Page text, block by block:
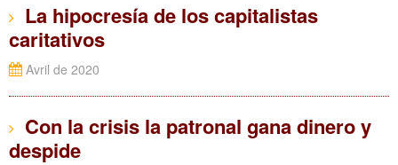
La hipocresía de los capitalistas
caritativos
Avril de 2020
Con la crisis la patronal gana dinero y
despide